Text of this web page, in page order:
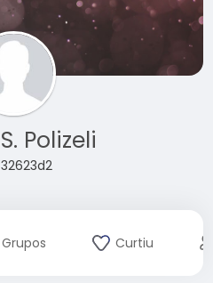
Polizeli
Grupos Curtiu